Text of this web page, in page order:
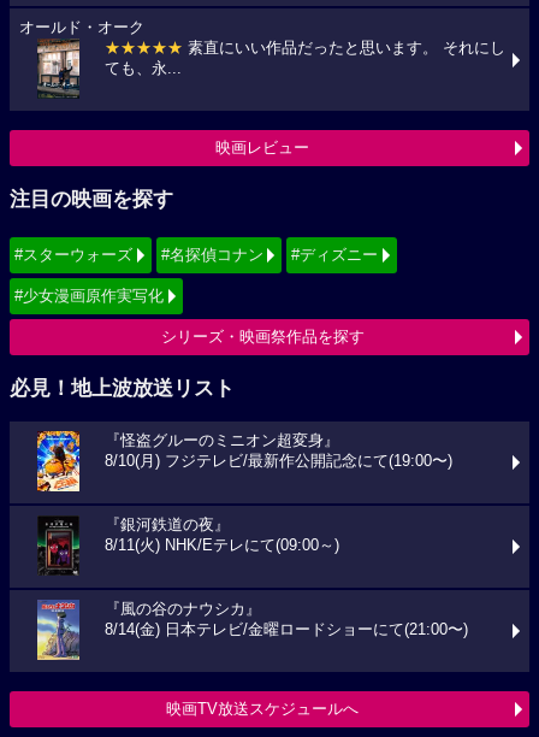
オールド・オーク
★★★★★ 素直にいい作品だったと思います。 それにし
ても、永...
映画レビュー
注目の映画を探す
#スターウォーズ #名探偵コナン #ディズニー
#少女漫画原作実写化
シリーズ・映画祭作品を探す
必見！地上波放送リスト
『怪盗グルーのミニオン超変身』
8/10(月) フジテレビ/最新作公開記念にて(19:00〜)
『銀河鉄道の夜』
8/11(火) NHK/Eテレにて(09:00～)
『風の谷のナウシカ』
8/14(金) 日本テレビ/金曜ロードショーにて(21:00〜)
映画TV放送スケジュールへ